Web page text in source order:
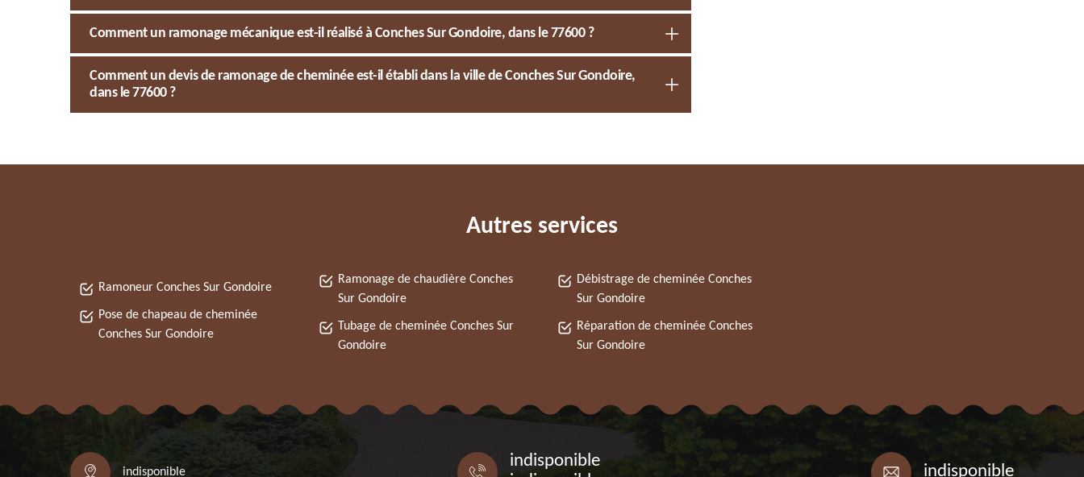
Comment un ramonage mécanique est-il réalisé à Conches Sur Gondoire, dans le 77600 ?
Comment un devis de ramonage de cheminée est-il établi dans la ville de Conches Sur Gondoire,
dans le 77600 ?
Autres services
Ramoneur Conches Sur Gondoire
Pose de chapeau de cheminée
Conches Sur Gondoire
Ramonage de chaudière Conches
Sur Gondoire
Tubage de cheminée Conches Sur
Gondoire
Débistrage de cheminée Conches
Sur Gondoire
Réparation de cheminée Conches
Sur Gondoire
indisponible
indisponible
indisponible